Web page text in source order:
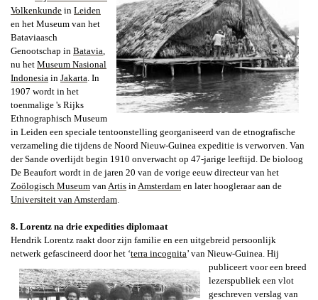
Volkenkunde in Leiden
en het Museum van het
Bataviaasch
Genootschap in Batavia
nu het Museum Nasional
Indonesia in Jakarta . In
1907 wordt in het
toenmalige 's Rijks
Ethnographisch Museum
in Leiden een speciale tentoonstelling georganiseerd van de etnografische
verzameling die tijdens de Noord Nieuw-Guinea expeditie is verworven. Van
der Sande overlijdt begin 1910 onverwacht op 47-jarige leeftijd. De bioloog
De Beaufort wordt in de jaren 20 van de vorige eeuw directeur van het
Zoölogisch Museum van Artis in Amsterdam en later hoogleraar aan de
Universiteit van Amsterdam
8. Lorentz na drie expedities diplomaat
Hendrik Lorentz raakt door zijn familie en een uitgebreid persoonlijk
netwerk gefascineerd door het ‘terra incognita’ van Nieuw-Guinea. Hij
publiceert voor een breed
lezerspubliek een vlot
geschreven verslag van